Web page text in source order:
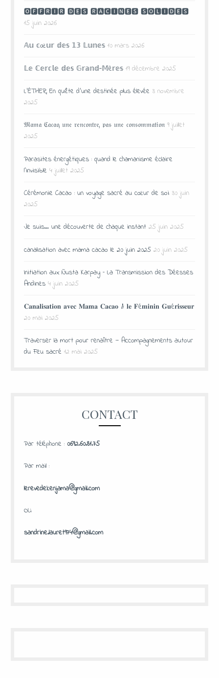
🅾🅵🅵🆁🅸🆁 🅳🅴🆂 🆁🅰🅲🅸🅽🅴🆂 🆂🅾🅻🅸🅳🅴🆂
15 juin 2026
𝔸𝕦 𝕔œ𝕦𝕣 𝕕𝕖𝕤 𝟙𝟛 𝕃𝕦𝕟𝕖𝕤 10 mars 2026
𝕃𝕖 ℂ𝕖𝕣𝕔𝕝𝕖 𝕕𝕖𝕤 𝔾𝕣𝕒𝕟𝕕-𝕄è𝕣𝕖𝕤 19 décembre 2025
L’ÉTHER, En quête d’une destinée plus élevée 3 novembre
2025
𝔐𝔞𝔪𝔞 ℭ𝔞𝔠𝔞𝔬, 𝔲𝔫𝔢 𝔯𝔢𝔫𝔠𝔬𝔫𝔱𝔯𝔢, 𝔭𝔞𝔰 𝔲𝔫𝔢 𝔠𝔬𝔫𝔰𝔬𝔪𝔪𝔞𝔱𝔦𝔬𝔫 9 juillet
2025
Parasites énergétiques : quand le chamanisme éclaire
l’invisible 4 juillet 2025
Cérémonie Cacao : un voyage sacré au cœur de soi 30 juin
2025
Je suis… une découverte de chaque instant 25 juin 2025
canalisation avec mama cacao le 20 juin 2025 20 juin 2025
Initiation aux Ñusta Karpay – La Transmission des Déesses
Andines 4 juin 2025
𝐂𝐚𝐧𝐚𝐥𝐢𝐬𝐚𝐭𝐢𝐨𝐧 𝐚𝐯𝐞𝐜 𝐌𝐚𝐦𝐚 𝐂𝐚𝐜𝐚𝐨 & 𝐥𝐞 𝐅é𝐦𝐢𝐧𝐢𝐧 𝐆𝐮é𝐫𝐢𝐬𝐬𝐞𝐮𝐫
20 mai 2025
Traverser la mort pour renaître — Accompagnements autour
du Feu sacré 12 mai 2025
CONTACT
Par téléphone :0692.60.81.75
Par mail :
lerevedekenjama@gmail.com
OU
sandrine.lauret974@gmail.com